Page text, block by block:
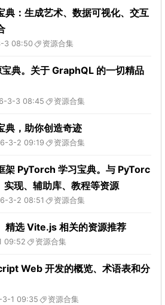
典：生成艺术、数据可视化、交互
3 08:50 资源合集
典。关于 GraphQL 的一切精品
3-3 08:45 资源合集
典，助你创造奇迹
3-2 09:19 资源合集
架 PyTorch 学习宝典。与 PyTorc
实现、辅助库、教程等资源
3-2 08:51 资源合集
精选 Vite.js 相关的资源推荐
09:52 资源合集
Web 开发的概览、术语表和分
3-1 09:35 资源合集